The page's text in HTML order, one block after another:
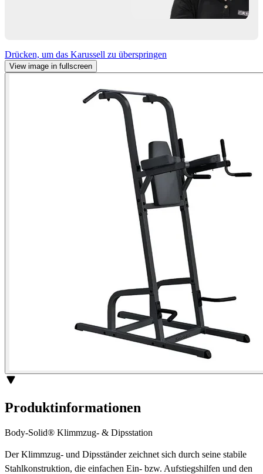
Drücken, um das Karussell zu überspringen
View image in fullscreen
Produktinformationen
Body-Solid® Klimmzug- & Dipsstation
Der Klimmzug- und Dipsständer zeichnet sich durch seine stabile
Stahlkonstruktion, die einfachen Ein- bzw. Aufstiegshilfen und den